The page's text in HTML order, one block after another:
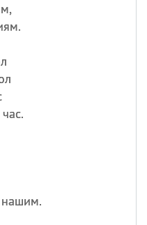
празднуют именины